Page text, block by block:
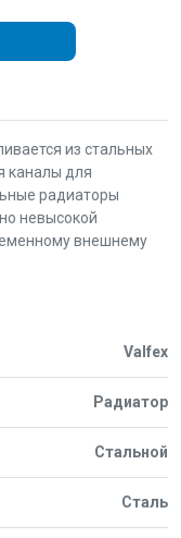
из стальных
каналы для
радиаторы
невысокой
внешнему
Valfex
Радиатор
Стальной
Сталь